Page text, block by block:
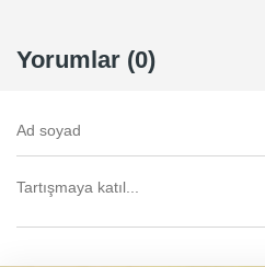
Yorumlar (0)